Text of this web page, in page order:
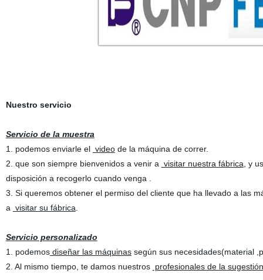
Nuestro servicio
Servicio de la muestra
1. podemos enviarle el videode la máquina de correr.
2. que son siempre bienvenidos a venir a visitar nuestra fábrica , y
disposición a recogerlo cuando venga .
3. Si queremos obtener el permiso del cliente que ha llevado a las
a visitar su fábrica
Servicio personalizado
1. podemosdiseñar las máquinassegún sus necesidades(material
2. Al mismo tiempo, te damos nuestros profesionales de la